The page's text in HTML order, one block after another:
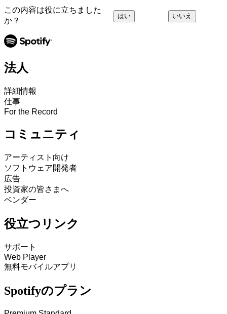
この内容は役に立ちました
か？
はい いいえ
法人
詳細情報
仕事
For the Record
コミュニティ
アーティスト向け
ソフトウェア開発者
広告
投資家の皆さまへ
ベンダー
役立つリンク
サポート
Web Player
無料モバイルアプリ
Spotifyのプラン